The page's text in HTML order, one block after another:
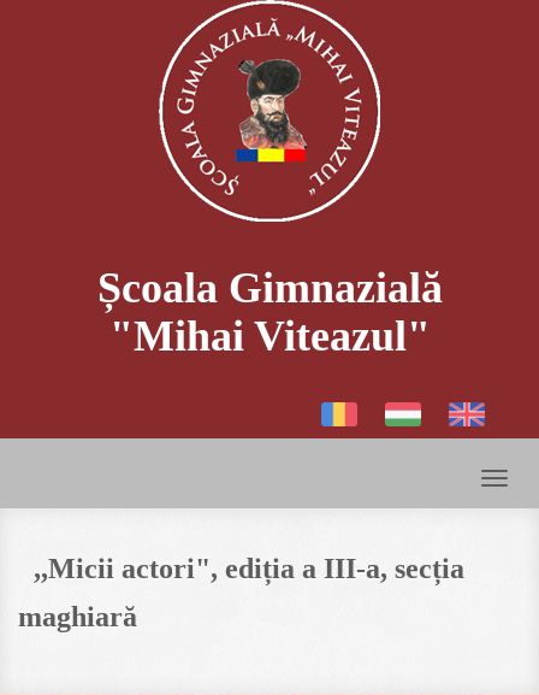
Școala Gimnazială
"Mihai Viteazul"
Toggle
,,Micii actori", ediția a III-a, secția
maghiară